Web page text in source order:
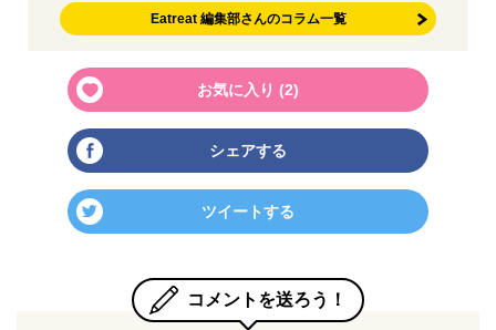
Eatreat 編集部さんのコラム一覧
お気に入り (2)
シェアする
ツイートする
コメントを送ろう！